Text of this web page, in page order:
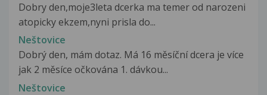
Dobry den,moje3leta dcerka ma temer od narozeni
atopicky ekzem,nyni prisla do...
Neštovice
Dobrý den, mám dotaz. Má 16 měsíční dcera je více
jak 2 měsíce očkována 1. dávkou...
Neštovice